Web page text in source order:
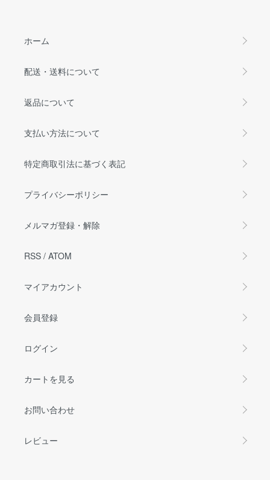
ホーム
配送・送料について
返品について
支払い方法について
特定商取引法に基づく表記
プライバシーポリシー
メルマガ登録・解除
RSS / ATOM
マイアカウント
会員登録
ログイン
カートを見る
お問い合わせ
レビュー